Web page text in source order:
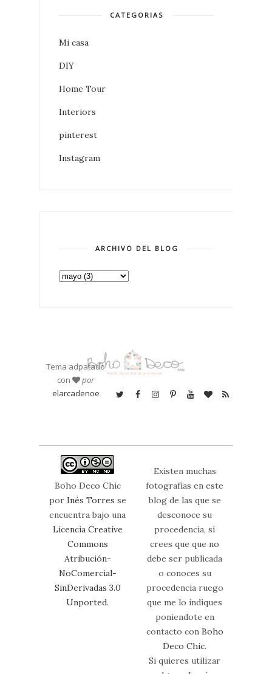
CATEGORIAS
Mi casa
DIY
Home Tour
Interiors
pinterest
Instagram
ARCHIVO DEL BLOG
Tema adpatado
con
por
elarcadenoe
Boho Deco Chic
por Inés Torres se
encuentra bajo una
Licencia Creative
Commons
Atribución-
NoComercial-
SinDerivadas 3.0
Unported.
Existen muchas
fotografías en este
blog de las que se
desconoce su
procedencia, sí
crees que que no
debe ser publicada
o conoces su
procedencia ruego
que me lo indiques
poniendote en
contacto con Boho
Deco Chic.
Si quieres utilizar